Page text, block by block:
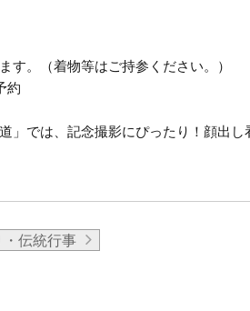
す。（着物等はご持参ください。）
約
」では、記念撮影にぴったり！顔出
伝統行事